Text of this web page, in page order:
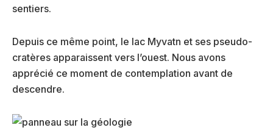
sentiers.
Depuis ce même point, le lac Myvatn et ses pseudo-
cratères apparaissent vers l’ouest. Nous avons
apprécié ce moment de contemplation avant de
descendre.